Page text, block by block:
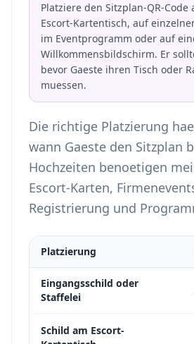
Platziere den Sitzplan-QR-Code
Escort-Kartentisch, auf
im Eventprogramm oder auf
Willkommensbildschirm. Er
bevor Gaeste ihren Tisch oder
muessen.
Die richtige Platzierung
wann Gaeste den Sitzplan
Hochzeiten benoetigen
Escort-Karten,
Registrierung und
Platzierung
Eingangsschild oder
Staffelei
Schild am Escort-